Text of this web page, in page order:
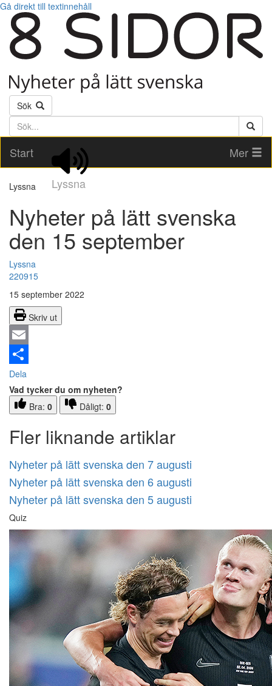
Gå direkt till textinnehåll
Sök
Söktext
Start
Lyssna
Mer
Lyssna
Nyheter på lätt svenska
den 15 september
Lyssna
220915
15 september 2022
Skriv ut
Email
Dela
Vad tycker du om nyheten?
Bra: 0 Dåligt: 0
Fler liknande artiklar
Nyheter på lätt svenska den 7 augusti
Nyheter på lätt svenska den 6 augusti
Nyheter på lätt svenska den 5 augusti
Quiz